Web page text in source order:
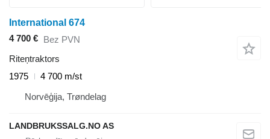
International 674
4 700 € Bez PVN
Riteņtraktors
1975
4 700 m/st
Norvēģija, Trøndelag
LANDBRUKSSALG.NO AS